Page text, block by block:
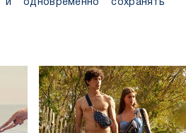
одновременно сохранять